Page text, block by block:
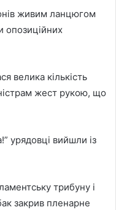
живим ланцюгом
опозиційних
велика кількість
жест рукою, що
урядовці вийшли із
трибуну і
закрив пленарне